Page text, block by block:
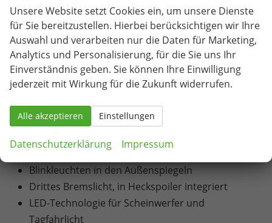
elektronischer Temperaturregelung)
Pollenfilter
6 Lautsprecher
Infotainmentsystem mit 8,25" Display [USB-C-
Schnittstelle / Bluetooth-Schnittstelle mit
integrierter Freisprechanlage und Audio-
Streaming / Vorbereitet für die Aktivierung von
SEAT CONNECT mit kostenloser Vertragslaufzeit
von 10 Jahren]
Volldigitales Kombiinstrument mit 8" TFT Display
Blinkleuchten in den Außenspiegeln
Drittes Bremslicht, in Heckspoiler integriert
LED-Technologie für Scheinwerfer und
Tagfahrlicht
Unsere Website setzt Cookies ein, um unsere Dienste
für Sie bereitzustellen. Hierbei berücksichtigen wir Ihre
Auswahl und verarbeiten nur die Daten für Marketing,
Analytics und Personalisierung, für die Sie uns Ihr
Einverständnis geben. Sie können Ihre Einwilligung
jederzeit mit Wirkung für die Zukunft widerrufen.
Alle akzeptieren Einstellungen
Datenschutzerklärung Impressum